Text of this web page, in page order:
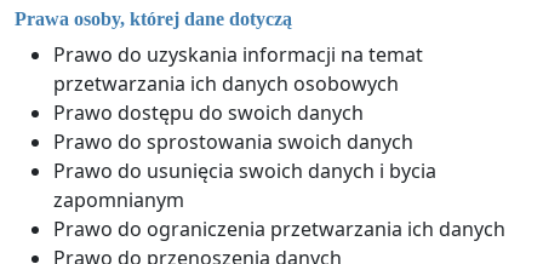
Prawa osoby, której dane dotyczą
Prawo do uzyskania informacji na temat
przetwarzania ich danych osobowych
Prawo dostępu do swoich danych
Prawo do sprostowania swoich danych
Prawo do usunięcia swoich danych i bycia
zapomnianym
Prawo do ograniczenia przetwarzania ich danych
Prawo do przenoszenia danych